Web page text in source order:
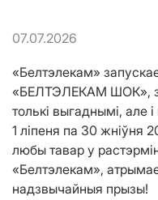
07.07.2026
«Белтэлекам»
«БЕЛТЭЛЕКАМ ШОК», з
толькі выгаднымі, але
1 ліпеня па 30 жніўня
любы тавар у
«Белтэлекам»,
надзвычайныя прызы!